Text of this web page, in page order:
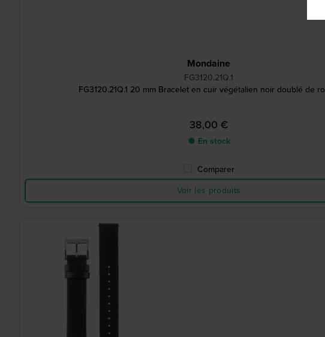
Mondaine
FG3120.21Q.1
FG3120.21Q.1 20 mm Bracelet en cuir végétalien noir doublé de
38,00 €
● En stock
Comparer
Voir les produits